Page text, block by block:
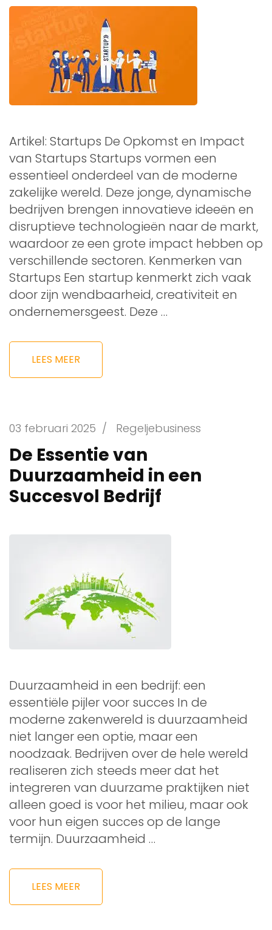
Artikel: Startups De Opkomst en Impact
van Startups Startups vormen een
essentieel onderdeel van de moderne
zakelijke wereld. Deze jonge, dynamische
bedrijven brengen innovatieve ideeën en
disruptieve technologieën naar de markt,
waardoor ze een grote impact hebben op
verschillende sectoren. Kenmerken van
Startups Een startup kenmerkt zich vaak
door zijn wendbaarheid, creativiteit en
ondernemersgeest. Deze …
LEES MEER
03 februari 2025 / Regeljebusiness
De Essentie van
Duurzaamheid in een
Succesvol Bedrijf
Duurzaamheid in een bedrijf: een
essentiële pijler voor succes In de
moderne zakenwereld is duurzaamheid
niet langer een optie, maar een
noodzaak. Bedrijven over de hele wereld
realiseren zich steeds meer dat het
integreren van duurzame praktijken niet
alleen goed is voor het milieu, maar ook
voor hun eigen succes op de lange
termijn. Duurzaamheid …
LEES MEER